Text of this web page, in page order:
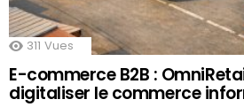
311 Vues
E-commerce B2B :
digitaliser le commerce